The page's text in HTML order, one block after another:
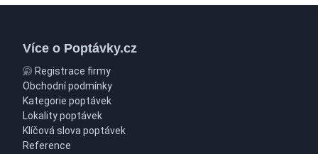
Více o Poptávky.cz
Registrace firmy
Obchodní podmínky
Kategorie poptávek
Lokality poptávek
Klíčová slova poptávek
Reference